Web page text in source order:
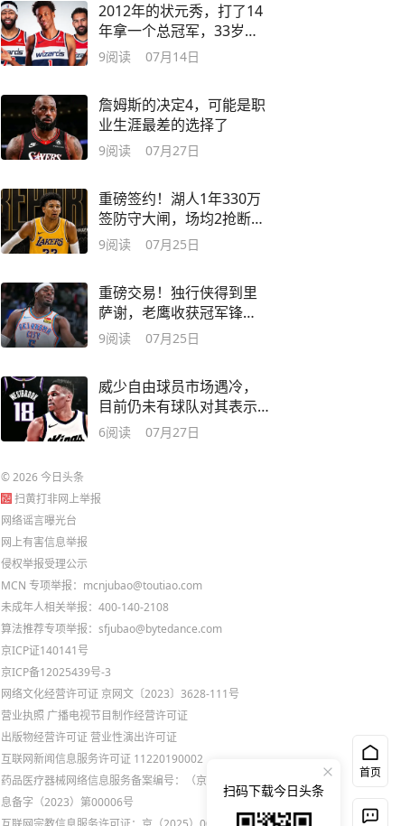
2012年的状元秀，打了14
年拿一个总冠军，33岁寻
求4年2.75亿顶薪
9阅读 07月14日
詹姆斯的决定4，可能是职
业生涯最差的选择了
9阅读 07月27日
重磅签约！湖人1年330万
签防守大闸，场均2抢断，
曾入选最佳防阵
9阅读 07月25日
重磅交易！独行侠得到里
萨谢，老鹰收获冠军锋
线，曾入选最佳防阵
9阅读 07月25日
威少自由球员市场遇冷，
目前仍未有球队对其表示
出兴趣
6阅读 07月27日
©2026今日头条
扫黄打非网上举报
网络谣言曝光台
网上有害信息举报
侵权举报受理公示
MCN 专项举报：mcnjubao@toutiao.com
未成年人相关举报：400-140-2108
算法推荐专项举报：sfjubao@bytedance.com
京ICP证140141号
京ICP备12025439号-3
网络文化经营许可证 京网文〔2023〕3628-111号
营业执照 广播电视节目制作经营许可证
出版物经营许可证 营业性演出许可证
互联网新闻信息服务许可证 11220190002
药品医疗器械网络信息服务备案编号：（京）网药械信
息备字（2023）第00006号
首页
扫码下载今日头条